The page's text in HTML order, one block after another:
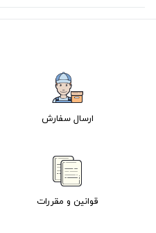
ارسال سفارش
قوانین و مقررات